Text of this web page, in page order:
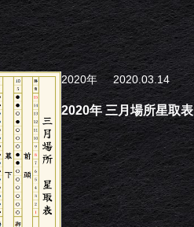
2020年 2020.03.14
2020年 三月場所星取表